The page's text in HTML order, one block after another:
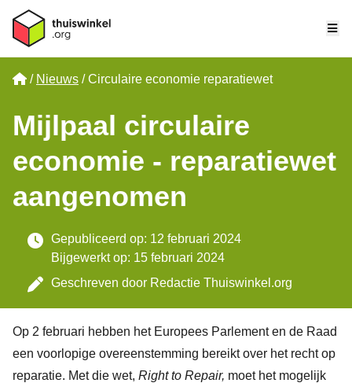
Home
Nieuws Circulaire economie reparatiewet
Mijlpaal circulaire
economie - reparatiewet
aangenomen
Gepubliceerd op: 12 februari 2024
Bijgewerkt op: 15 februari 2024
Geschreven door Redactie Thuiswinkel.org
Op 2 februari hebben het Europees Parlement en de Raad
een voorlopige overeenstemming bereikt over het recht op
reparatie. Met die wet, Right to Repair, moet het mogelijk